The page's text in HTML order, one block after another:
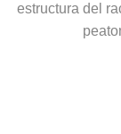
estructura del